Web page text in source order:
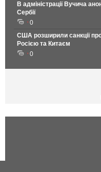
В адміністрації Вучича
Сербії
0
США розширили санкції
Росією та Китаєм
0